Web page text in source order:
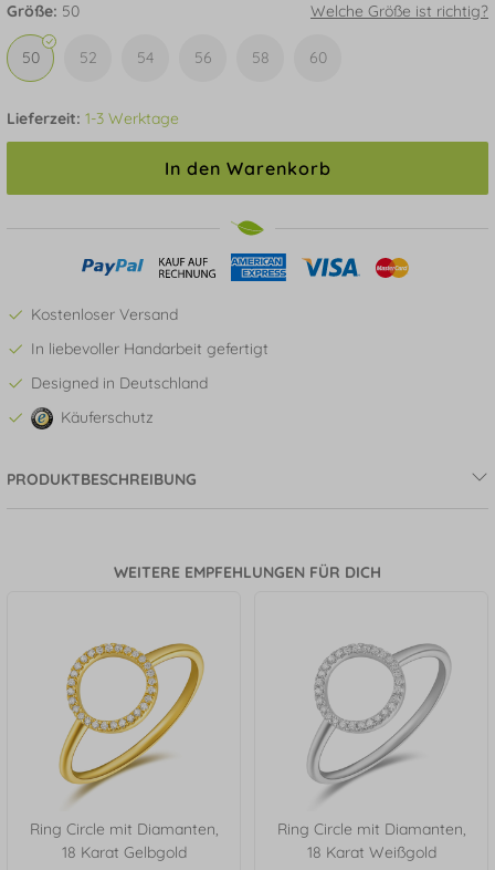
Größe: 50 Welche Größe ist richtig?
50 52 54 56 58 60
Lieferzeit: 1-3 Werktage
In den Warenkorb
Kostenloser Versand
In liebevoller Handarbeit gefertigt
Designed in Deutschland
Käuferschutz
PRODUKTBESCHREIBUNG
WEITERE EMPFEHLUNGEN FÜR DICH
Ring Circle mit Diamanten,
18 Karat Gelbgold
Ring Circle mit Diamanten,
18 Karat Weißgold